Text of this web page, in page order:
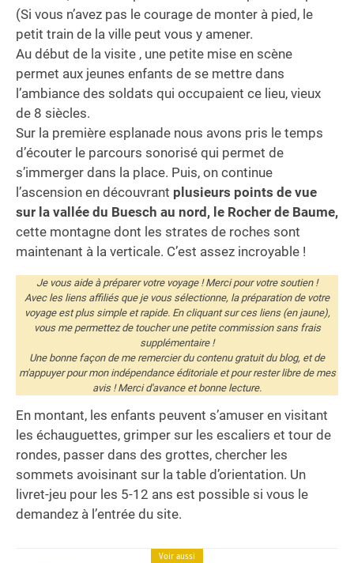
(Si vous n’avez pas le courage de monter à pied, le
petit train de la ville peut vous y amener.
Au début de la visite , une petite mise en scène
permet aux jeunes enfants de se mettre dans
l’ambiance des soldats qui occupaient ce lieu, vieux
de 8 siècles.
Sur la première esplanade nous avons pris le temps
d’écouter le parcours sonorisé qui permet de
s’immerger dans la place. Puis, on continue
l’ascension en découvrant plusieurs points de vue
sur la vallée du Buesch au nord, le Rocher de Baume,
cette montagne dont les strates de roches sont
maintenant à la verticale. C’est assez incroyable !
Je vous aide à préparer votre voyage ! Merci pour votre soutien !
Avec les liens affiliés que je vous sélectionne, la préparation de votre
voyage est plus simple et rapide. En cliquant sur ces liens (en jaune),
vous me permettez de toucher une petite commission sans frais
supplémentaire !
Une bonne façon de me remercier du contenu gratuit du blog, et de
m'appuyer pour mon indépendance éditoriale et pour rester libre de mes
avis ! Merci d'avance et bonne lecture.
En montant, les enfants peuvent s’amuser en visitant
les échauguettes, grimper sur les escaliers et tour de
rondes, passer dans des grottes, chercher les
sommets avoisinant sur la table d’orientation. Un
livret-jeu pour les 5-12 ans est possible si vous le
demandez à l’entrée du site.
Voir aussi